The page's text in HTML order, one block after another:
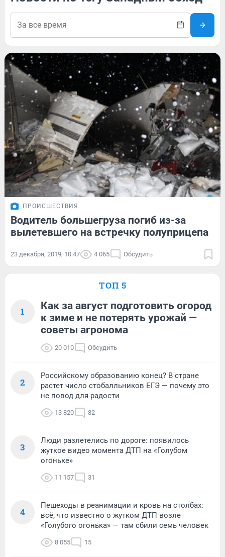
ПРОИСШЕСТВИЯ
Водитель большегруза погиб из-за
вылетевшего на встречку полуприцепа
23 декабря, 2019, 10:47 4 065 Обсудить
ТОП 5
1
Как за август подготовить огород
к зиме и не потерять урожай —
советы агронома
20 010 Обсудить
2
Российскому образованию конец? В стране
растет число стобалльников ЕГЭ — почему это
не повод для радости
13 820 82
3
Люди разлетелись по дороге: появилось
жуткое видео момента ДТП на «Голубом
огоньке»
11 157 31
4
Пешеходы в реанимации и кровь на столбах:
всё, что известно о жутком ДТП возле
«Голубого огонька» — там сбили семь человек
8 055 15